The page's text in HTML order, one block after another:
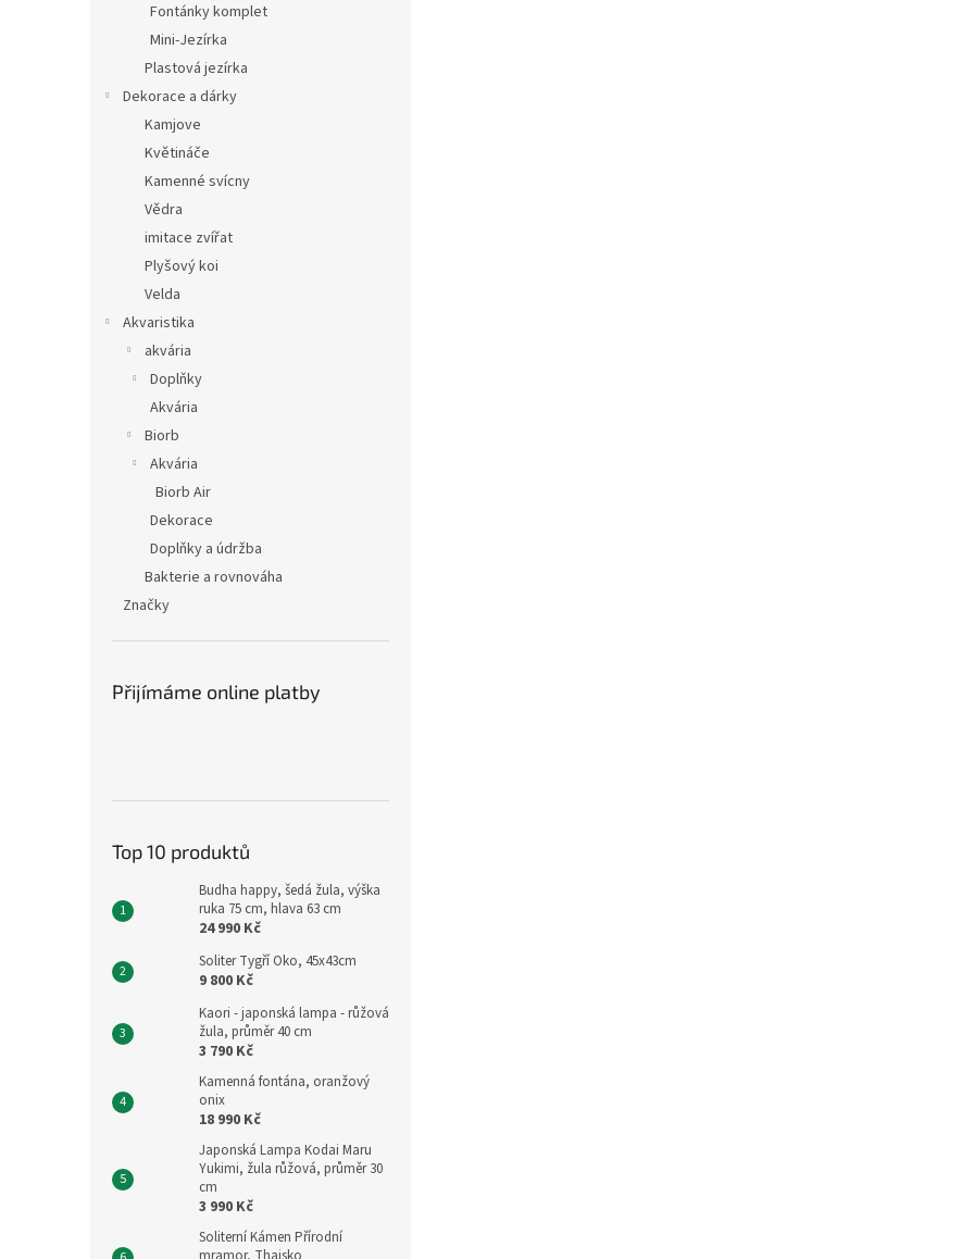
Fontánky komplet
Mini-Jezírka
Plastová jezírka
Dekorace a dárky
Kamjove
Květináče
Kamenné svícny
Vědra
imitace zvířat
Plyšový koi
Velda
Akvaristika
akvária
Doplňky
Akvária
Biorb
Akvária
Biorb Air
Dekorace
Doplňky a údržba
Bakterie a rovnováha
Značky
Přijímáme online platby
Top 10 produktů
Budha happy, šedá žula, výška
ruka 75 cm, hlava 63 cm
24 990 Kč
Soliter Tygří Oko, 45x43cm
9 800 Kč
Kaori - japonská lampa - růžová
žula, průměr 40 cm
3 790 Kč
Kamenná fontána, oranžový
onix
18 990 Kč
Japonská Lampa Kodai Maru
Yukimi, žula růžová, průměr 30
cm
3 990 Kč
Soliterní Kámen Přírodní